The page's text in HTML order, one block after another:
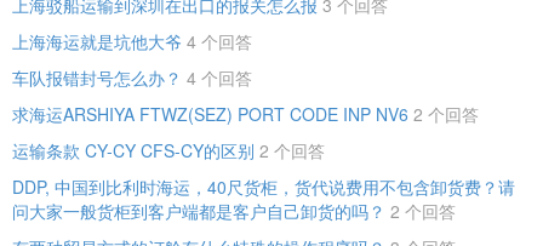
上海驳船运输到深圳在出口的报关怎么报 3 个回答
上海海运就是坑他大爷 4 个回答
车队报错封号怎么办？ 4 个回答
求海运ARSHIYA FTWZ(SEZ) PORT CODE INP NV6 2 个回答
运输条款 CY-CY CFS-CY的区别 2 个回答
DDP, 中国到比利时海运，40尺货柜，货代说费用不包含卸货费？请
问大家一般货柜到客户端都是客户自己卸货的吗？ 2 个回答